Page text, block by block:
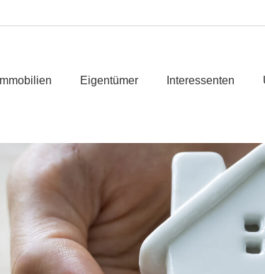
Immobilien Eigentümer Interessenten